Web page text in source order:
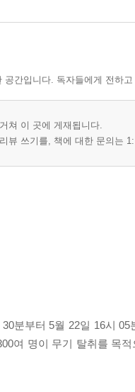
공간입니다. 독자들에게 전하
쳐 이 곳에 게재됩니다.
뷰 쓰기를, 책에 대한 문의는
분부터 5월 22일 16시
여 명이 무기 탈취를 목